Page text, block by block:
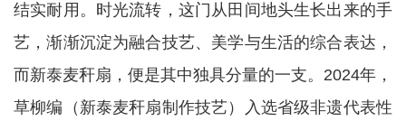
结实耐用。时光流转，这门从田间地头生长出来的手
艺，渐渐沉淀为融合技艺、美学与生活的综合表达，
而新泰麦秆扇，便是其中独具分量的一支。2024年，
草柳编（新泰麦秆扇制作技艺）入选省级非遗代表性